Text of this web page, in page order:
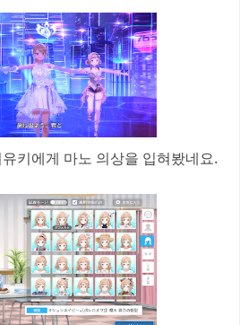
키에게 마노 의상을 입혀봤네요.